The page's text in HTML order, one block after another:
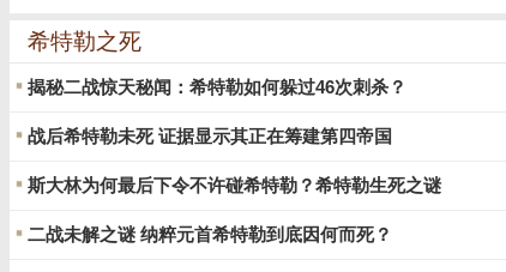
希特勒之死
揭秘二战惊天秘闻：希特勒如何躲过46次刺杀？
战后希特勒未死 证据显示其正在筹建第四帝国
斯大林为何最后下令不许碰希特勒？希特勒生死之谜
二战未解之谜 纳粹元首希特勒到底因何而死？